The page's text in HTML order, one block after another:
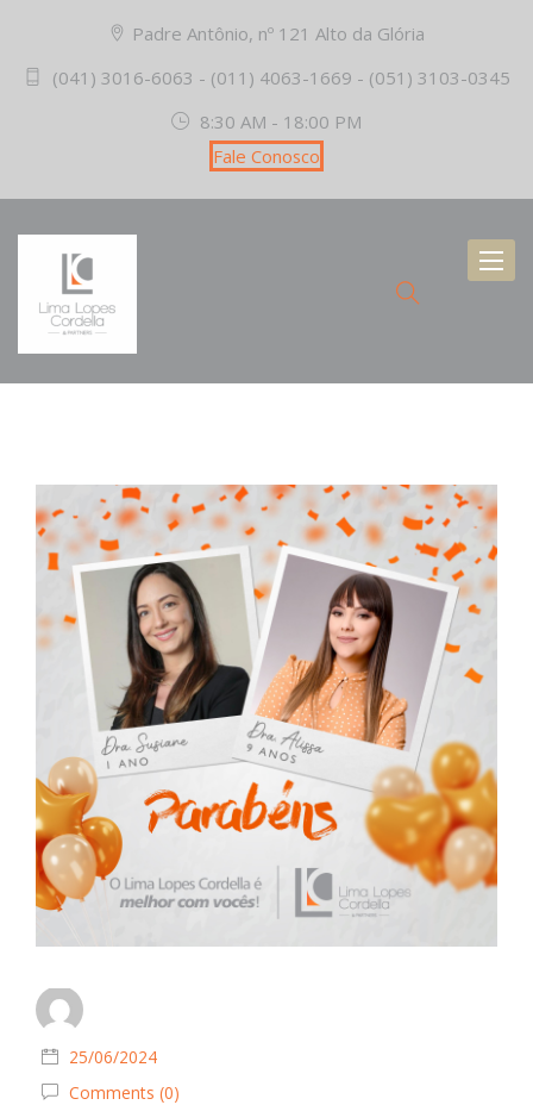
Padre Antônio, nº 121 Alto da Glória
(041) 3016-6063 - (011) 4063-1669 - (051) 3103-0345
8:30 AM - 18:00 PM
Fale Conosco
25/06/2024
Comments (0)